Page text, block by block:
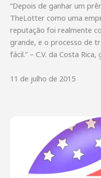
“Depois de ganhar um
TheLotter como uma
reputação foi realmente
grande, e o processo de
fácil.” – C.V. da Costa
11 de julho de 2015